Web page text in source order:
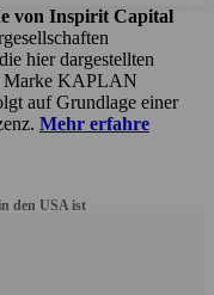
von Inspirit Capital
hier dargestellten
Marke KAPLAN
auf Grundlage einer
Mehr erfahre
den USA ist